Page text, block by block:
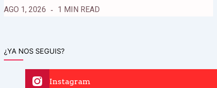
AGO 1, 2026 1 MIN READ
¿YA NOS SEGUIS?
Instagram